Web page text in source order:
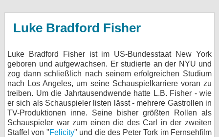
Luke Bradford Fisher
Luke Bradford Fisher ist im US-Bundesstaat New York
geboren und aufgewachsen. Er studierte an der NYU und
zog dann schließlich nach seinem erfolgreichen Studium
nach Los Angeles, um seine Schauspielkarriere voran zu
treiben. Um die Jahrtausendwende hatte L.B. Fisher - wie
er sich als Schauspieler listen lässt - mehrere Gastrollen in
TV-Produktionen inne. Seine bisher größten Rollen als
Schauspieler war zum einen die des Carl in der zweiten
Staffel von "Felicity" und die des Peter Tork im Fernsehfilm
KULTUR
Specials
SERVICE
Gewinnspiele
Forum